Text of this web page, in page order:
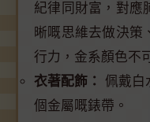
紀律同財富，對應
晰嘅思維去做決策
行力，金系顏色不
衣著配飾：
佩戴白
個金屬嘅錶帶。